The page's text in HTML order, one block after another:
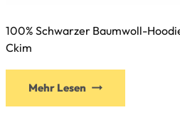
100% Schwarzer Baumwoll-
Ckim
Mehr Lesen